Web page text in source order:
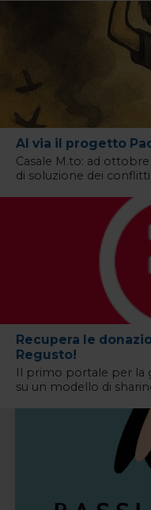
Al via il progetto
Casale M.to: ad
di soluzione dei conflitti
Recupera le
Regusto!
Il primo portale per la
su un modello di